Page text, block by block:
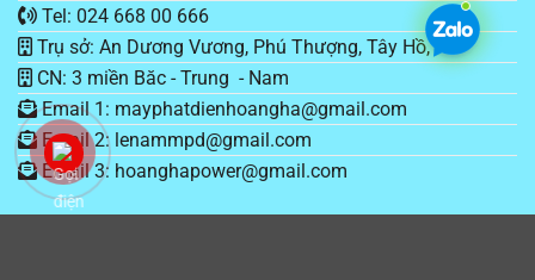
Tel: 024 668 00 666
Trụ sở: An Dương Vương, Phú Thượng, Tây Hồ, HN
CN: 3 miền Băc - Trung - Nam
Email 1: mayphatdienhoangha@gmail.com
Email 2: lenammpd@gmail.com
Email 3: hoanghapower@gmail.com